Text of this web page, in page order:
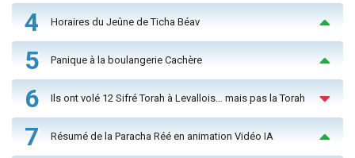
4 Horaires du Jeûne de Ticha Béav
5 Panique à la boulangerie Cachère
6 Ils ont volé 12 Sifré Torah à Levallois… mais pas la Torah
7 Résumé de la Paracha Réé en animation Vidéo IA